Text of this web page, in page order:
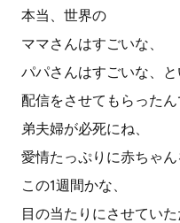
本当、世界の
ママさんはすごいな、
パパさんはすごいな、
配信をさせてもらったん
弟夫婦が必死にね、
愛情たっぷりに赤ちゃん
この1週間かな、
目の当たりにさせていた